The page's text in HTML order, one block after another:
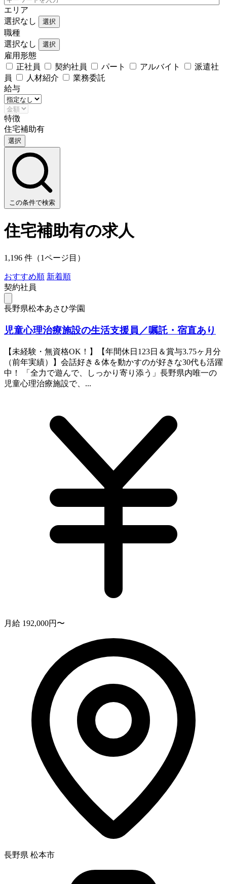
エリア
選択なし
選択
職種
選択なし
選択
雇用形態
正社員
契約社員 パート アルバイト
派遣社
員
人材紹介
業務委託
給与
特徴
住宅補助有
選択
この条件で検索
住宅補助有の求人
1,196 件（1ページ目）
おすすめ順 新着順
契約社員
長野県松本あさひ学園
児童心理治療施設の生活支援員／嘱託・宿直あり
【未経験・無資格OK！】【年間休日123日＆賞与3.75ヶ月分
（前年実績）】会話好き＆体を動かすのが好きな30代も活躍
中！ 「全力で遊んで、しっかり寄り添う」長野県内唯一の
児童心理治療施設で、...
月給 192,000円〜
長野県 松本市